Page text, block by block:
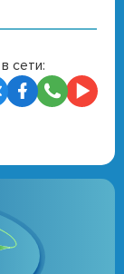
сети: